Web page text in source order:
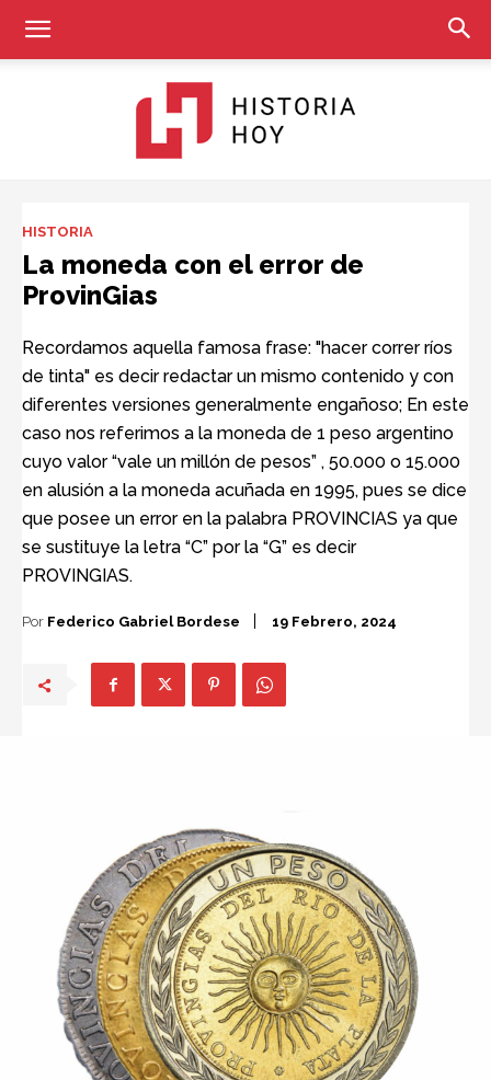
HISTORIA
La moneda con el error de
ProvinGias
Recordamos aquella famosa frase: "hacer correr ríos
de tinta" es decir redactar un mismo contenido y con
diferentes versiones generalmente engañoso; En este
caso nos referimos a la moneda de 1 peso argentino
cuyo valor “vale un millón de pesos” , 50.000 o 15.000
en alusión a la moneda acuñada en 1995, pues se dice
que posee un error en la palabra PROVINCIAS ya que
se sustituye la letra “C” por la “G” es decir
PROVINGIAS.
Por Federico Gabriel Bordese 19 Febrero, 2024